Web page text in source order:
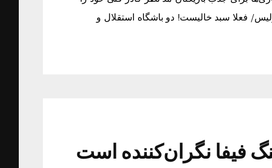
فعلا سبد خالیست! دو باشگاه استقلال و
فیفا نگران‌کننده است